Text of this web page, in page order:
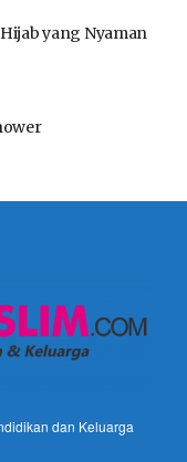
yang Nyaman
dan Keluarga